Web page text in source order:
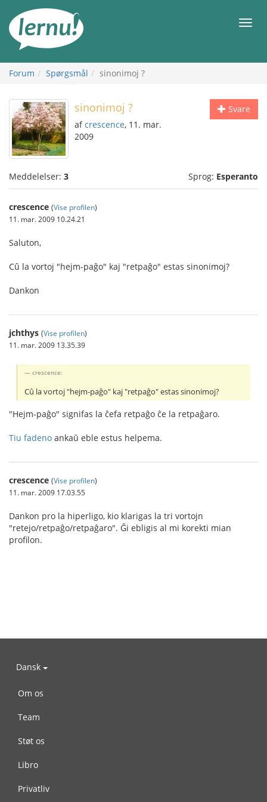
indholdet
Forum Spørgsmål sinonimoj ?
Svare
sinonimoj ?
afcrescence, 11. mar.
2009
Meddelelser: 3 Sprog: Esperanto
crescence (Vise profilen)
11. mar. 2009 10.24.21
Saluton,
Cû la vortoj "hejm-paĝo" kaj "retpaĝo" estas sinonimoj?
Dankon
jchthys (Vise profilen)
11. mar. 2009 13.35.39
crescence:
Cû la vortoj "hejm-paĝo" kaj "retpaĝo" estas sinonimoj?
"Hejm-paĝo" signifas la ĉefa retpaĝo ĉe la retpaĝaro.
Tiu fadeno ankaŭ eble estus helpema.
crescence (Vise profilen)
11. mar. 2009 17.03.55
Dankon pro la hiperligo, kio klarigas la tri vortojn
"retejo/retpaĝo/retpaĝaro". Ĝi ebligis al mi korekti mian
profilon.
Dansk
Om os
Team
Støt os
Libro
Privatliv